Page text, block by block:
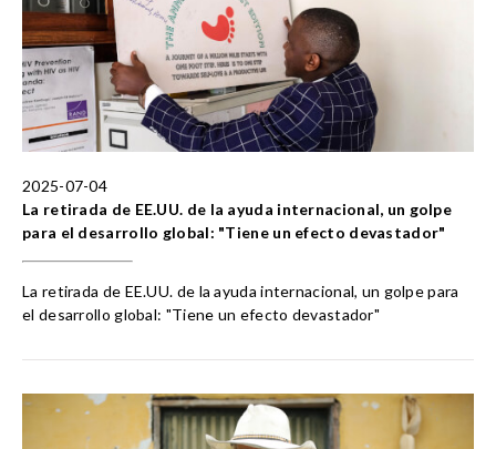
2025-07-04
La retirada de EE.UU. de la ayuda internacional, un golpe
para el desarrollo global: "Tiene un efecto devastador"
La retirada de EE.UU. de la ayuda internacional, un golpe para
el desarrollo global: "Tiene un efecto devastador"